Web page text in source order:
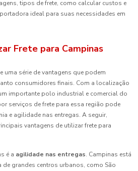
tipos de frete, como calcular custos e
ideal para suas necessidades em
Frete para Campinas
uma série de vantagens que podem
consumidores finais. Com a localização
importante polo industrial e comercial do
serviços de frete para essa região pode
e agilidade nas entregas. A seguir,
vantagens de utilizar frete para
é a agilidade nas entregas. Campinas está
grandes centros urbanos, como São